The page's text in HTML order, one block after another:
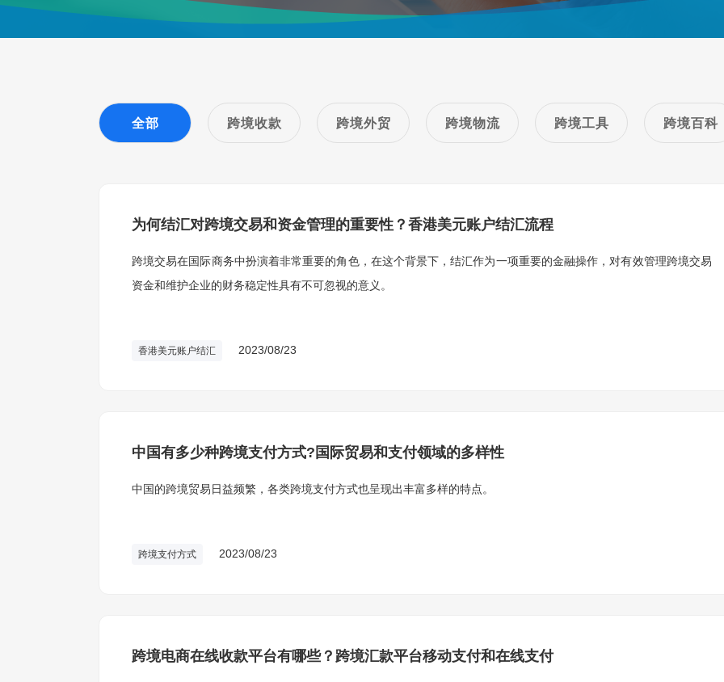
全部 跨境收款 跨境外贸 跨境物流 跨境工具 跨境百科
为何结汇对跨境交易和资金管理的重要性？香港美元账户结汇流程
跨境交易在国际商务中扮演着非常重要的角色，在这个背景下，结汇作为一项重要的金融操作，对有效管理跨境交易
资金和维护企业的财务稳定性具有不可忽视的意义。
香港美元账户结汇 2023/08/23
中国有多少种跨境支付方式?国际贸易和支付领域的多样性
中国的跨境贸易日益频繁，各类跨境支付方式也呈现出丰富多样的特点。
跨境支付方式 2023/08/23
跨境电商在线收款平台有哪些？跨境汇款平台移动支付和在线支付